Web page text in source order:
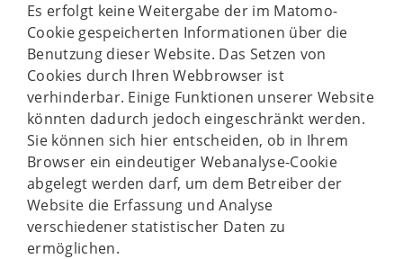
Es erfolgt keine Weitergabe der im Matomo-
Cookie gespeicherten Informationen über die
Benutzung dieser Website. Das Setzen von
Cookies durch Ihren Webbrowser ist
verhinderbar. Einige Funktionen unserer Website
könnten dadurch jedoch eingeschränkt werden.
Sie können sich hier entscheiden, ob in Ihrem
Browser ein eindeutiger Webanalyse-Cookie
abgelegt werden darf, um dem Betreiber der
Website die Erfassung und Analyse
verschiedener statistischer Daten zu
ermöglichen.